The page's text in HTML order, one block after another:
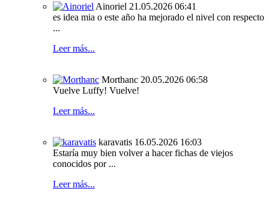
Ainoriel 21.05.2026 06:41
es idea mia o este año ha mejorado el nivel con respecto
...
Leer más...
Morthanc 20.05.2026 06:58
Vuelve Luffy! Vuelve!
Leer más...
karavatis 16.05.2026 16:03
Estaría muy bien volver a hacer fichas de viejos
conocidos por ...
Leer más...